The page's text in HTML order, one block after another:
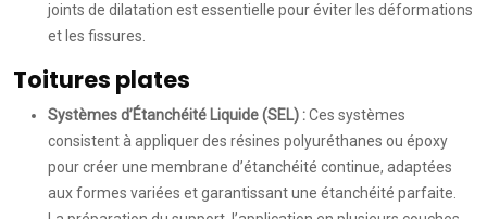
joints de dilatation est essentielle pour éviter les déformations
et les fissures.
Toitures plates
Systèmes d’Étanchéité Liquide (SEL) :Ces systèmes
consistent à appliquer des résines polyuréthanes ou époxy
pour créer une membrane d’étanchéité continue, adaptées
aux formes variées et garantissant une étanchéité parfaite.